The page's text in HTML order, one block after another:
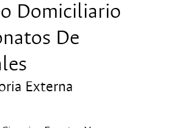
Domiciliario
De
Externa